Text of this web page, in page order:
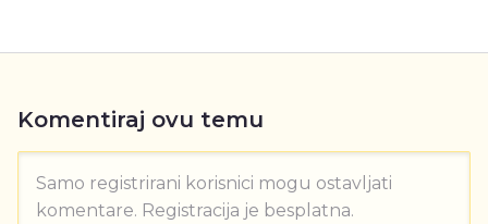
Komentiraj ovu temu
Samo registrirani korisnici mogu ostavljati
komentare. Registracija je besplatna.